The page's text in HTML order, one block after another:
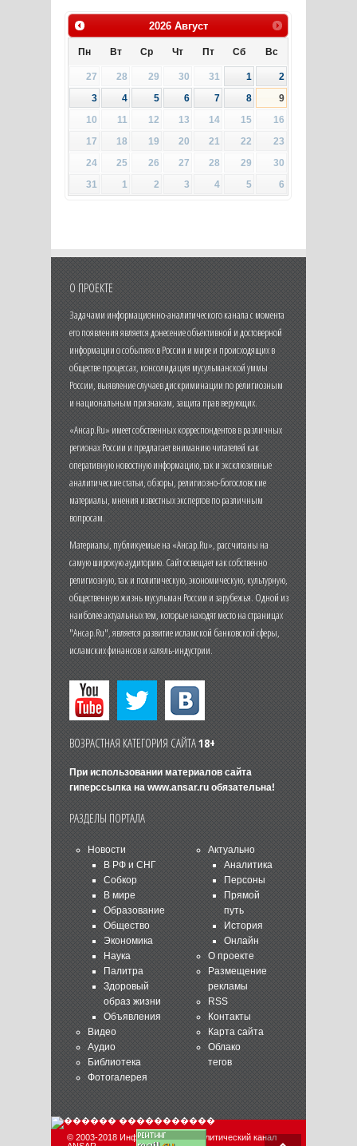
2026 Август
Пн Вт Ср Чт Пт Сб Вс
27 28 29 30 31 1
2
3
4 5 6 7 8
9
10
11 12 13 14 15
16
17
18 19 20 21 22
23
24
25 26 27 28 29
30
31
1 2 3 4 5 6
О ПРОЕКТЕ
Задачами информационно-аналитического канала с момента
его появления является донесение объективной и достоверной
информации о событиях в России и мире и происходящих в
обществе процессах, консолидация мусульманской уммы
России, выявление случаев дискриминации по религиозным
и национальным признакам, защита прав верующих.
«Ансар.Ru» имеет собственных корреспондентов в различных
регионах России и предлагает вниманию читателей как
оперативную новостную информацию, так и эксклюзивные
аналитические статьи, обзоры, религиозно-богословские
материалы, мнения известных экспертов по различным
вопросам.
Материалы, публикуемые на «Ансар.Ru», рассчитаны на
самую широкую аудиторию. Сайт освещает как собственно
религиозную, так и политическую, экономическую, культурную,
общественную жизнь мусульман России и зарубежья. Одной из
наиболее актуальных тем, которые находят место на страницах
"Ансар.Ru", является развитие исламской банковской сферы,
исламских финансов и халяль-индустрии.
ВОЗРАСТНАЯ КАТЕГОРИЯ САЙТА18+
При использовании материалов сайта
гиперссылка на www.ansar.ruобязательна!
РАЗДЕЛЫ ПОРТАЛА
Новости
В РФ и СНГ
Собкор
В мире
Образование
Общество
Экономика
Наука
Палитра
Здоровый
образ жизни
Объявления
Видео
Аудио
Библиотека
Фотогалерея
Актуально
Аналитика
Персоны
Прямой
путь
История
Онлайн
О проекте
Размещение
рекламы
RSS
Контакты
Карта сайта
Облако
тегов
© 2003-2018 Информационно-аналитический канал